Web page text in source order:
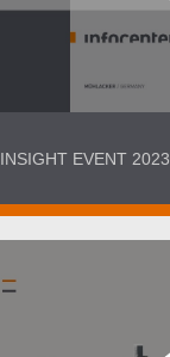
INSIGHT EVENT 2023